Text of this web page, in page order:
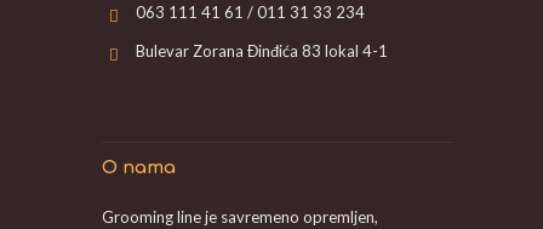
063 111 41 61 / 011 31 33 234
Bulevar Zorana Đinđića 83 lokal 4-1
O nama
Grooming line je savremeno opremljen,